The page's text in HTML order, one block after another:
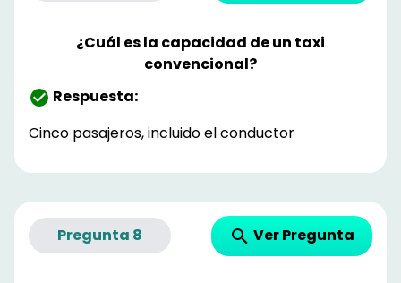
¿Cuál es la capacidad de un taxi
convencional?
Respuesta:
Cinco pasajeros, incluido el conductor
Pregunta 8 Ver Pregunta